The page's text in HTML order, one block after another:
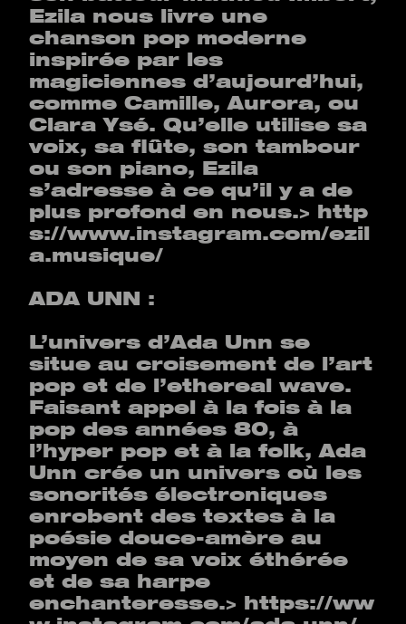
Ezila nous livre une
chanson pop moderne
inspirée par les
magiciennes d’aujourd’hui,
comme Camille, Aurora, ou
Clara Ysé. Qu’elle utilise sa
voix, sa flûte, son tambour
ou son piano, Ezila
s’adresse à ce qu’il y a de
plus profond en nous.> http
s://www.instagram.com/ezil
a.musique/
ADA UNN :
L’univers d’Ada Unn se
situe au croisement de l’art
pop et de l’ethereal wave.
Faisant appel à la fois à la
pop des années 80, à
l’hyper pop et à la folk, Ada
Unn crée un univers où les
sonorités électroniques
enrobent des textes à la
poésie douce-amère au
moyen de sa voix éthérée
et de sa harpe
enchanteresse.> https://ww